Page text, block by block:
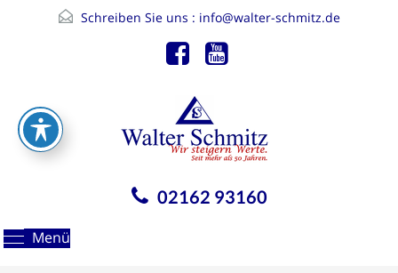
Schreiben Sie uns : info@walter-schmitz.de
02162 93160
Menü